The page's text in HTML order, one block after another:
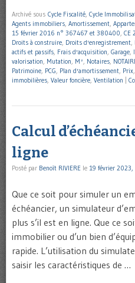
Archivé sous Cycle Fiscalité Cycle
Agents immobiliers Amortissement
15 février 2016 n° 367467 et 380400 CE
Droits à construire Droits d'enregistrement
actifs et passifs Frais d'acquisition Garage
valorisation Mutation M² Notaires
Patrimoine PCG Plan d'amortissement Prix
immobilières Valeur foncière Ventilation
Calcul
ligne
Posté par Benoît RIVIERE le 19 février 2023,
Que ce soit pour simuler un
échéancier, un simulateur
plus s’il est en ligne. Que ce
immobilier ou d’un bien
rapide. L’utilisation du
saisir les caractéristiques de …